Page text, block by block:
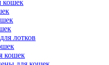
кошек
лотков
кошек